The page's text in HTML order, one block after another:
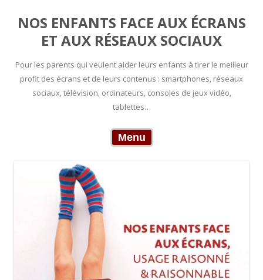
NOS ENFANTS FACE AUX ÉCRANS
ET AUX RÉSEAUX SOCIAUX
Pour les parents qui veulent aider leurs enfants à tirer le meilleur
profit des écrans et de leurs contenus : smartphones, réseaux
sociaux, télévision, ordinateurs, consoles de jeux vidéo,
tablettes…
Menu